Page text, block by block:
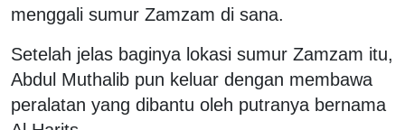
menggali sumur Zamzam di sana.
Setelah jelas baginya lokasi sumur Zamzam itu,
Abdul Muthalib pun keluar dengan membawa
peralatan yang dibantu oleh putranya bernama